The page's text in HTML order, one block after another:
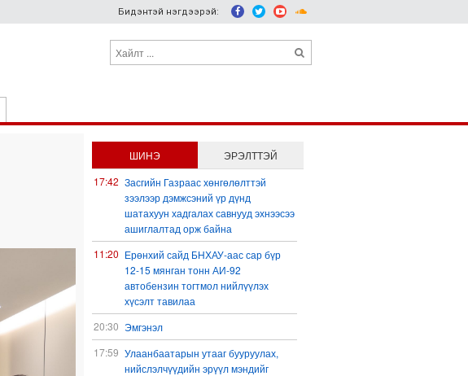
Бидэнтэй нэгдээрэй:
ШИНЭ
ЭРЭЛТТЭЙ
17:42 Засгийн Газраас хөнгөлөлттэй
зээлээр дэмжсэний үр дүнд
шатахуун хадгалах савнууд эхнээсээ
ашиглалтад орж байна
11:20 Ерөнхий сайд БНХАУ-аас сар бүр
12-15 мянган тонн АИ-92
автобензин тогтмол нийлүүлэх
хүсэлт тавилаа
20:30 Эмгэнэл
17:59 Улаанбаатарын утааг бууруулах,
нийслэлчүүдийн эрүүл мэндийг